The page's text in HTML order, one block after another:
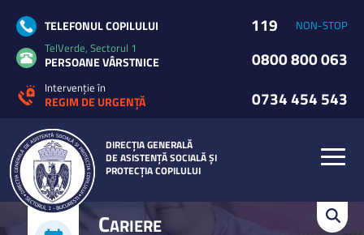
DIRECȚIA GENERALĂ
DE ASISTENȚĂ SOCIALĂ ȘI
PROTECȚIA COPILULUI
TELEFONUL COPILULUI 119
NON-STOP
TelVerde, Sectorul 1
PERSOANE VÂRSTNICE 0800 800 063
Intervenție în
REGIM DE URGENȚĂ 0734 454 543
CARIERE